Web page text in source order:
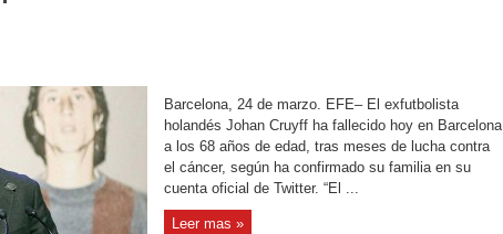
Barcelona, 24 de marzo. EFE– El exfutbolista
holandés Johan Cruyff ha fallecido hoy en Barcelona
a los 68 años de edad, tras meses de lucha contra
el cáncer, según ha confirmado su familia en su
cuenta oficial de Twitter. “El ...
Leer mas »